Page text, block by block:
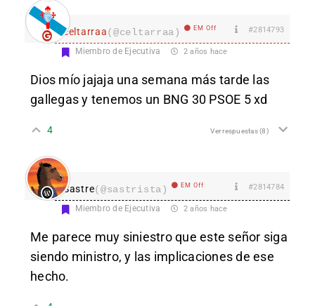
celtarraa(@celtarraa) EM Off #2814793
Miembro de Ejecutiva 2 años hace
Dios mío jajaja una semana más tarde las
gallegas y tenemos un BNG 30 PSOE 5 xd
4 Ver respuestas(8)
Sastre(@sastrista) EM Off #2814784
Miembro de Ejecutiva 2 años hace
Me parece muy siniestro que este señor siga
siendo ministro, y las implicaciones de ese
hecho.